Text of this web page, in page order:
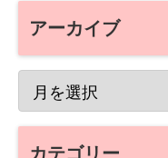
アーカイブ
カテゴリー